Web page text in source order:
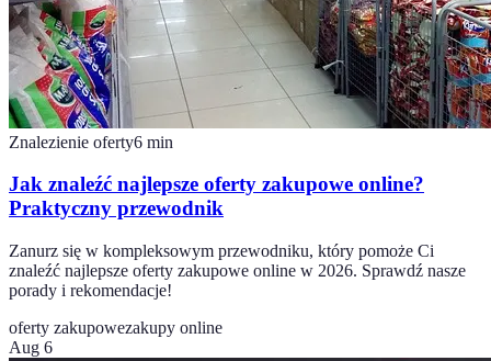
Znalezienie oferty6 min
Jak znaleźć najlepsze oferty zakupowe online?
Praktyczny przewodnik
Zanurz się w kompleksowym przewodniku, który pomoże Ci
znaleźć najlepsze oferty zakupowe online w 2026. Sprawdź nasze
porady i rekomendacje!
oferty zakupowezakupy online
Aug 6